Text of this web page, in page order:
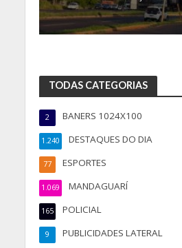
TODAS CATEGORIAS
BANERS 1024X100
2
DESTAQUES DO DIA
1.240
ESPORTES
77
MANDAGUARÍ
1.069
POLICIAL
165
PUBLICIDADES LATERAL
9